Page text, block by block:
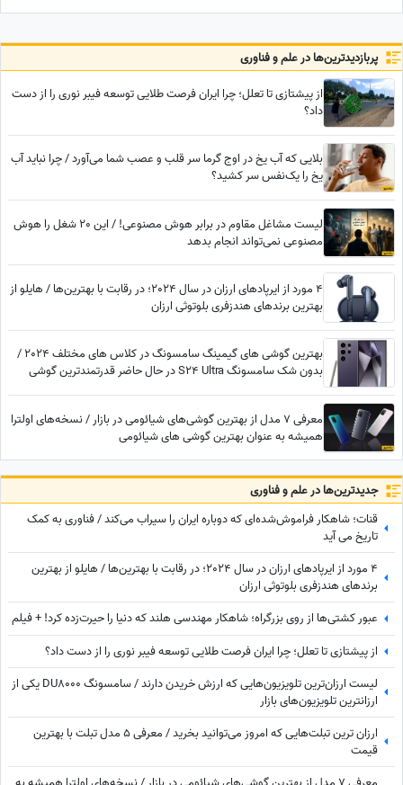
و موفقیت
داشته است!
پربازدید‌ترین‌ها در علم و فناوری
از پیشتازی تا تعلل؛ چرا ایران فرصت طلایی توسعه فیبر نوری را از دست
داد؟
بلایی که آب یخ در اوج گرما سر قلب و عصب شما می‌آورد / چرا نباید آب
یخ را یک‌نفس سر کشید؟
لیست مشاغل مقاوم در برابر هوش مصنوعی! / این 20 شغل را هوش
مصنوعی نمی‌تواند انجام بدهد
4 مورد از ایرپادهای ارزان در سال 2024؛ در رقابت با بهترین‌ها / هایلو از
بهترین برندهای هندزفری بلوتوثی ارزان
بهترین گوشی های گیمینگ سامسونگ در کلاس های مختلف 2024 /
بدون شک سامسونگ S24 Ultra در حال حاضر قدرتمندترین گوشی
معرفی 7 مدل از بهترین گوشی‌های شیائومی در بازار / نسخه‌های اولترا
همیشه به عنوان بهترین گوشی های شیائومی
جدید‌ترین‌ها در علم و فناوری
قنات؛ شاهکار فراموش‌شده‌ای که دوباره ایران را سیراب می‌کند / فناوری به کمک
تاریخ می آید
4 مورد از ایرپادهای ارزان در سال 2024؛ در رقابت با بهترین‌ها / هایلو از بهترین
برندهای هندزفری بلوتوثی ارزان
عبور کشتی‌ها از روی بزرگراه؛ شاهکار مهندسی هلند که دنیا را حیرت‌زده کرد! + فیلم
از پیشتازی تا تعلل؛ چرا ایران فرصت طلایی توسعه فیبر نوری را از دست داد؟
لیست ارزان‌ترین تلویزیون‌هایی که ارزش خریدن دارند / سامسونگ DU8000 یکی از
ارزانترین تلویزیون‌های بازار
ارزان ترین تبلت‌هایی که امروز می‌توانید بخرید / معرفی 5 مدل تبلت با بهترین
قیمت